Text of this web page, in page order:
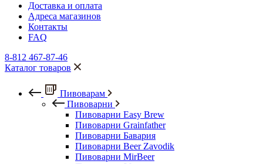
Доставка и оплата
Адреса магазинов
Контакты
FAQ
8-812 467-87-46
Каталог товаров
Пивоварам
Пивоварни
Пивоварни Easy Brew
Пивоварни Grainfather
Пивоварни Бавария
Пивоварни Beer Zavodik
Пивоварни MirBeer